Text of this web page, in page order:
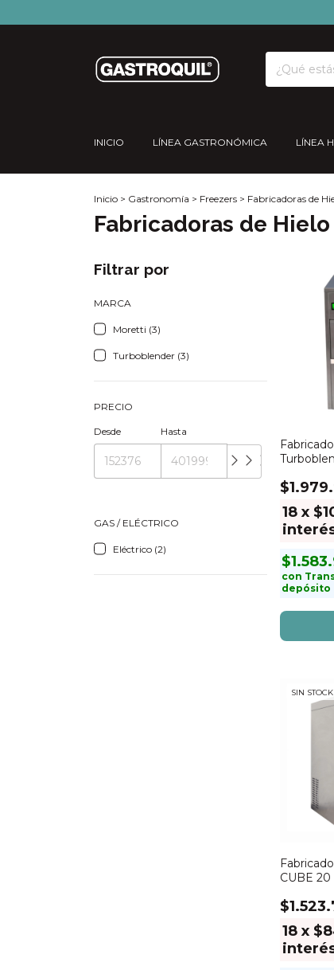
INICIO LÍNEA GASTRONÓMICA LÍNEA
Inicio > Gastronomía > Freezers > Fabricadoras de
Fabricadoras de Hielo
Filtrar por
MARCA
Moretti (3)
Turboblender (3)
PRECIO
Desde Hasta
GAS / ELÉCTRICO
Eléctrico (2)
18 x
con
depósito
SIN STOCK
CUBE
18 x